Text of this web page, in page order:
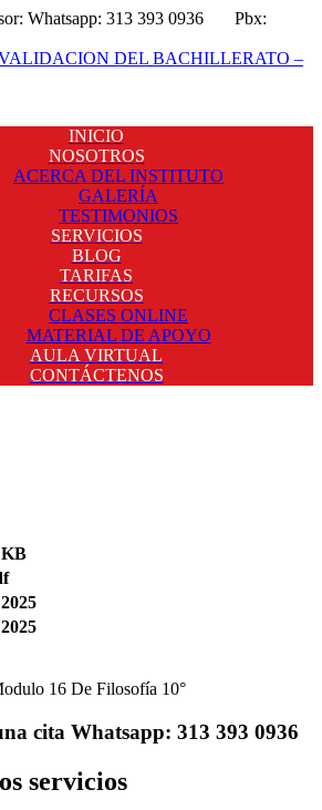
Whatsapp: 313 393 0936 Pbx:
INICIO
NOSOTROS
ACERCA DEL INSTITUTO
GALERÍA
TESTIMONIOS
SERVICIOS
BLOG
TARIFAS
RECURSOS
CLASES ONLINE
MATERIAL DE APOYO
AULA VIRTUAL
CONTÁCTENOS
KB
16 De Filosofía 10°
cita Whatsapp: 313 393 0936
servicios